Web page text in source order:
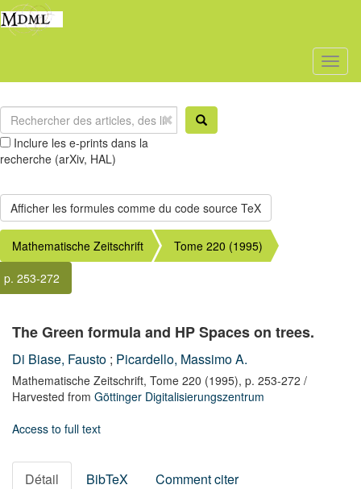
Inclure les e-prints dans la
recherche (arXiv, HAL)
Mathematische Zeitschrift
Tome 220 (1995)
p. 253-272
The Green formula and HP Spaces on trees.
Di Biase, Fausto ; Picardello, Massimo A.
Mathematische Zeitschrift, Tome 220 (1995), p. 253-272 /
Harvested from Göttinger Digitalisierungszentrum
Access to full text
Détail BibTeX Comment citer